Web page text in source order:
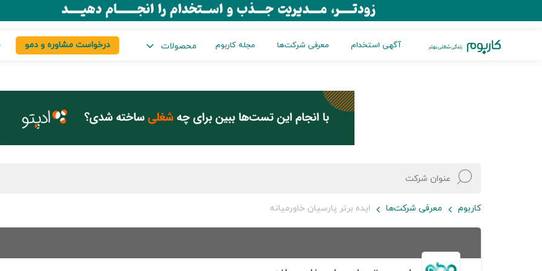
آگهی استخدام معرفی شرکت‌ها مجله کاربوم محصولات درخواست مشاوره و دمو
کاربوم معرفی شرکت‌ها ایده برتر پارسیان خاورمیانه